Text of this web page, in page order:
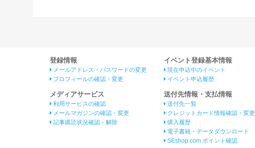
登録情報
メールアドレス・パスワードの変更
プロフィールの確認・変更
メディアサービス
利用サービスの確認
メールマガジンの確認・変更
記事購読状況確認・解除
イベント登録基本情報
現在申込中のイベント
イベント申込履歴
送付先情報・支払情報
送付先一覧
クレジットカード情報確認・変更
購入履歴
電子書籍・データダウンロード
SEshop.com ポイント確認